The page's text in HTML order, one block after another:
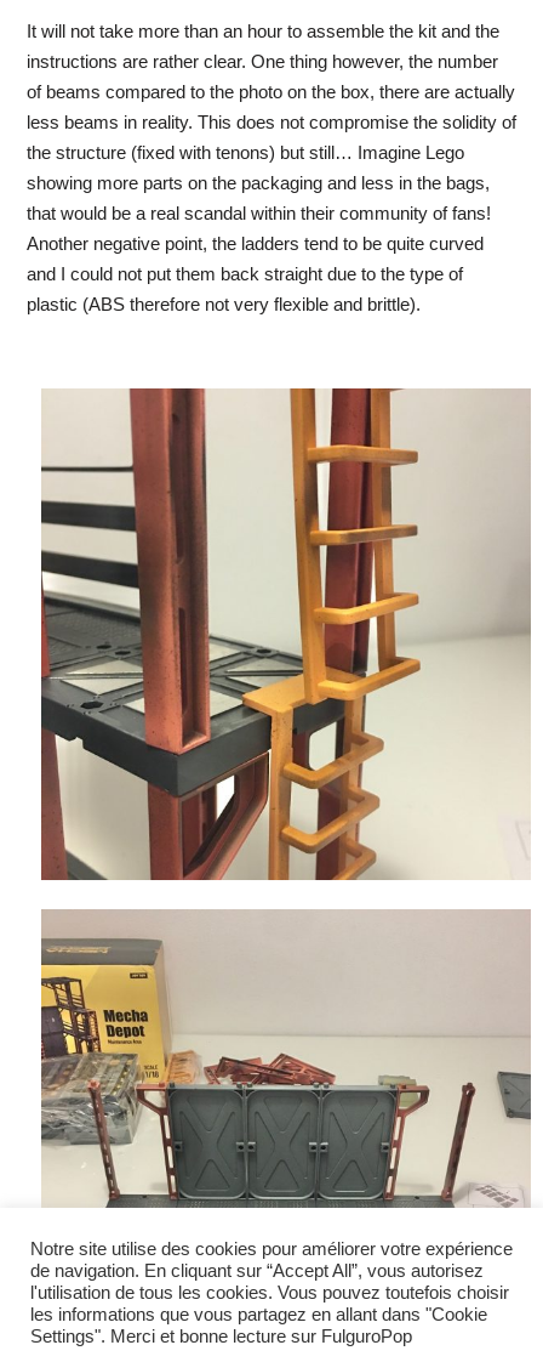
It will not take more than an hour to assemble the kit and the
instructions are rather clear. One thing however, the number
of beams compared to the photo on the box, there are actually
less beams in reality. This does not compromise the solidity of
the structure (fixed with tenons) but still… Imagine Lego
showing more parts on the packaging and less in the bags,
that would be a real scandal within their community of fans!
Another negative point, the ladders tend to be quite curved
and I could not put them back straight due to the type of
plastic (ABS therefore not very flexible and brittle).
Notre site utilise des cookies pour améliorer votre expérience
de navigation. En cliquant sur “Accept All”, vous autorisez
l'utilisation de tous les cookies. Vous pouvez toutefois choisir
les informations que vous partagez en allant dans "Cookie
Settings". Merci et bonne lecture sur FulguroPop